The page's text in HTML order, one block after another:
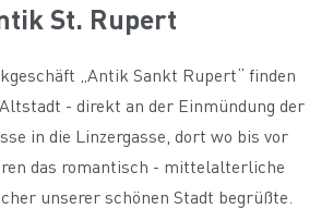
St. Rupert
„Antik Sankt Rupert“ finden
- direkt an der Einmündung der
in die Linzergasse, dort wo bis vor
das romantisch - mittelalterliche
unserer schönen Stadt begrüßte.